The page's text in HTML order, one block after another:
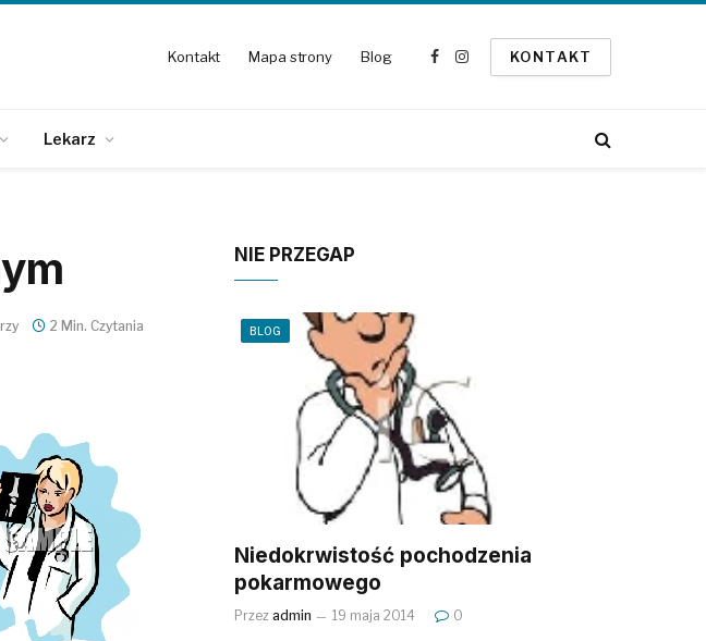
Kontakt Mapa strony Blog
Facebook
Instagram
KONTAKT
Lekarz
2 Min. Czytania
NIE PRZEGAP
BLOG
Niedokrwistość pochodzenia
pokarmowego
Przez admin 19 maja 2014 0